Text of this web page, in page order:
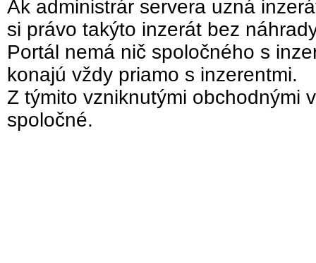
Ak administrár servera uzná
si právo takýto inzerát bez
Portál nemá nič spoločného s
konajú vždy priamo s inzerentmi.
Z týmito vzniknutými obchodnými
spoločné.